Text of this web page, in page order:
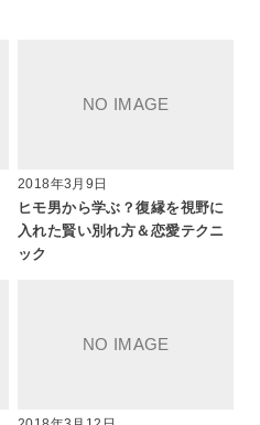
2018年3月9日
ヒモ男から学ぶ？復縁を視野に
入れた賢い別れ方＆恋愛テクニ
ック